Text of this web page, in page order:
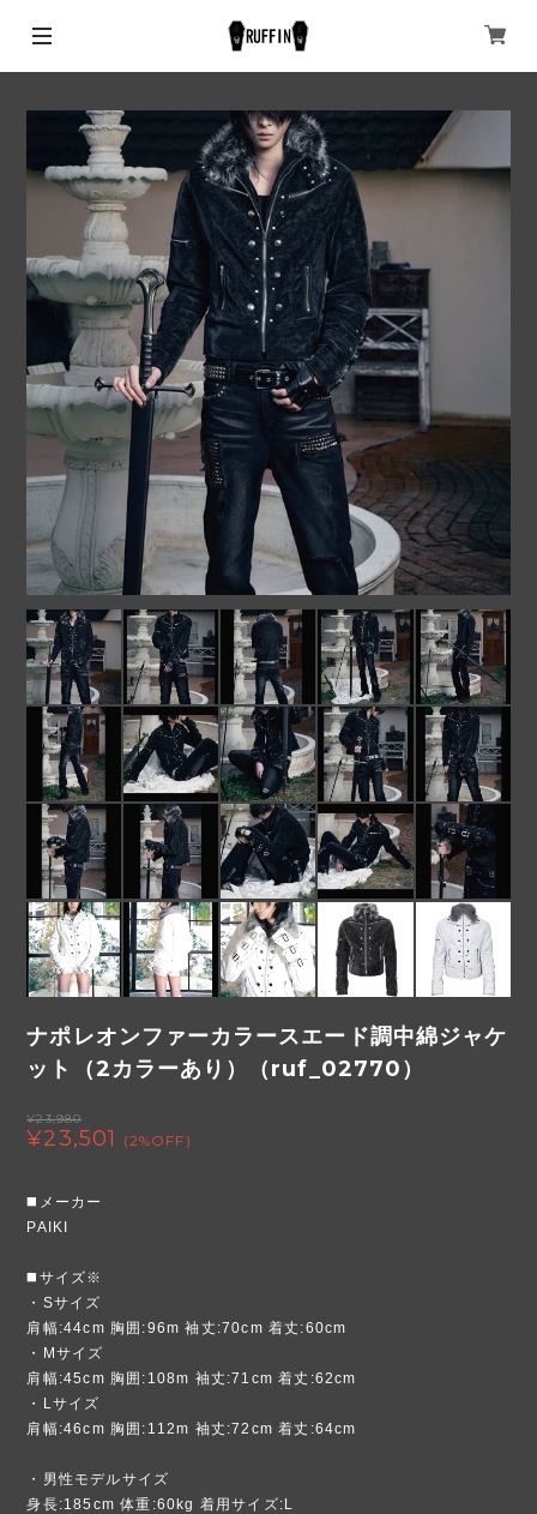
ナポレオンファーカラースエード調中綿ジャケ
ット（2カラーあり）（ruf_02770）
¥23,980
¥23,501 (2%OFF)
◼️メーカー
PAIKI
◼️サイズ※
・Sサイズ
肩幅:44cm 胸囲:96m 袖丈:70cm 着丈:60cm
・Mサイズ
肩幅:45cm 胸囲:108m 袖丈:71cm 着丈:62cm
・Lサイズ
肩幅:46cm 胸囲:112m 袖丈:72cm 着丈:64cm
・男性モデルサイズ
身長:185cm 体重:60kg 着用サイズ:L